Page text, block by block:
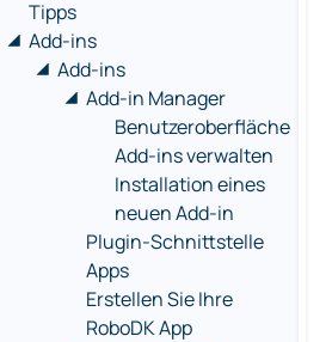
Tipps
Add-ins
Add-ins
Add-in Manager
Benutzeroberfläche
Add-ins verwalten
Installation eines
neuen Add-in
Plugin-Schnittstelle
Apps
Erstellen Sie Ihre
RoboDK App